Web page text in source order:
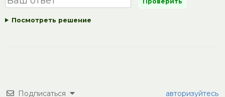
Посмотреть решение
Подписаться авторизуйтесь